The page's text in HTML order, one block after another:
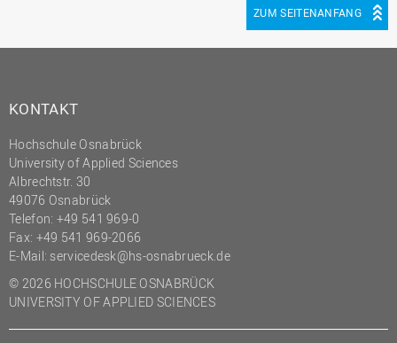
Transfer- und
Innovationsmanagement
ZUM SEITENANFANG
KONTAKT
Hochschule Osnabrück
University of Applied Sciences
Albrechtstr. 30
49076 Osnabrück
Telefon: +49 541 969-0
Fax: +49 541 969-2066
E-Mail: servicedesk@hs-osnabrueck.de
© 2026 HOCHSCHULE OSNABRÜCK
UNIVERSITY OF APPLIED SCIENCES